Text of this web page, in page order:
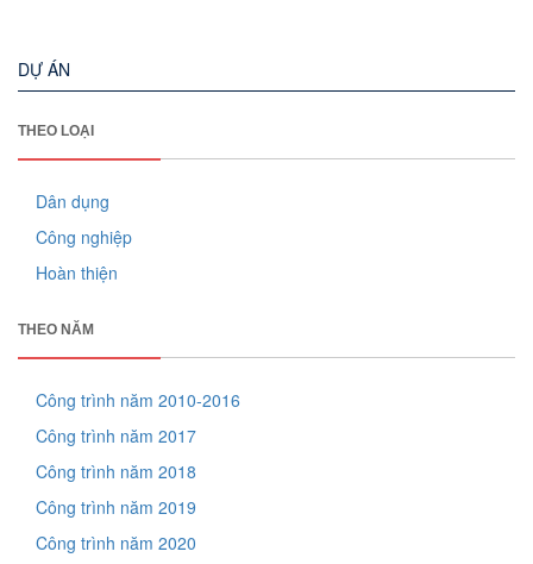
DỰ ÁN
THEO LOẠI
Dân dụng
Công nghiệp
Hoàn thiện
THEO NĂM
Công trình năm 2010-2016
Công trình năm 2017
Công trình năm 2018
Công trình năm 2019
Công trình năm 2020